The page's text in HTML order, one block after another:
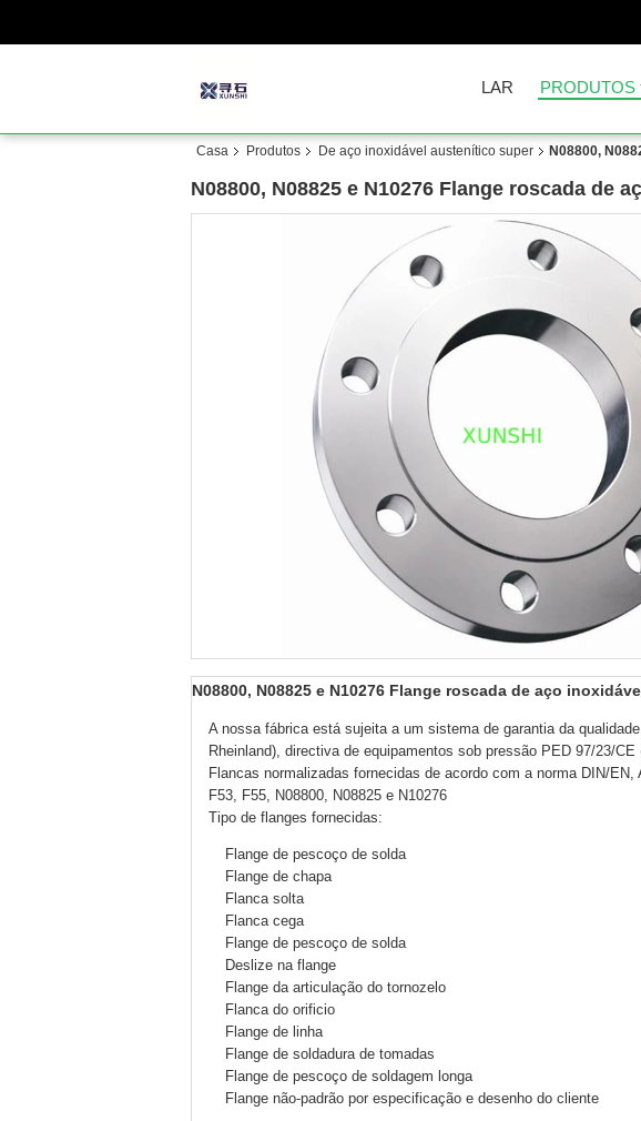
LAR PRODUTOS
Casa Produtos De aço inoxidável austenítico super N08800,
N08800, N08825 e N10276 Flange roscada de
N08800, N08825 e N10276 Flange roscada de aço
A nossa fábrica está sujeita a um sistema de garantia da
Rheinland), directiva de equipamentos sob pressão PED 97/23/CE
Flancas normalizadas fornecidas de acordo com a norma DIN/
F53, F55, N08800, N08825 e N10276
Tipo de flanges fornecidas:
Flange de pescoço de solda
Flange de chapa
Flanca solta
Flanca cega
Flange de pescoço de solda
Deslize na flange
Flange da articulação do tornozelo
Flanca do orificio
Flange de linha
Flange de soldadura de tomadas
Flange de pescoço de soldagem longa
Flange não-padrão por especificação e desenho do cliente